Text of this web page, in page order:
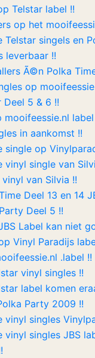
Telstar label !!
op het
Telstar singels en
leverbaar !!
Ã©n Polka
op
Deel 5 & 6 !!
in aankomst !!
single op
vinyl single van
van Silvia !!
Deel 13 en 14
Deel 5 !!
Label kan niet
Vinyl Paradijs
.label !!
vinyl singles !!
label komen
Party 2009 !!
vinyl singles
vinyl singles JBS